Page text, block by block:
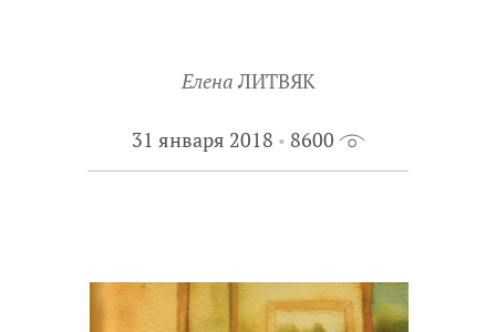
Елена ЛИТВЯК
31 января 2018 8600